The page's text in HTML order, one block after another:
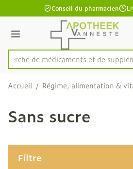
Aller au contenu
1 de 1
Conseil du pharmacien
Menu
Rechercher
Recherche de médicaments et de su
Accueil / Régime, alimentation &
Sans sucre
Filtre